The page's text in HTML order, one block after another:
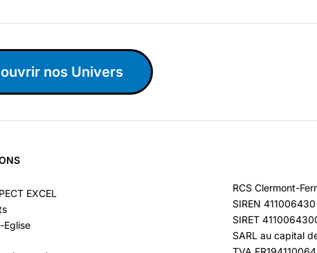
nos Univers
EXCEL
RCS Clermont-
SIREN 411006430
SIRET
SARL au capital